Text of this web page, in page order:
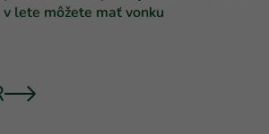
v lete môžete mať vonku